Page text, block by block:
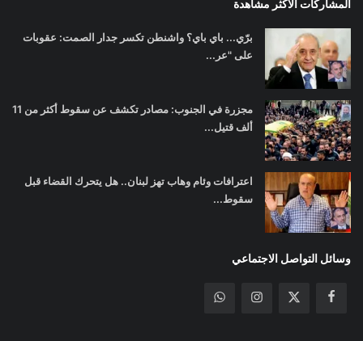
المشاركات الأكثر مشاهدة
برّي... باي باي؟ واشنطن تكسر جدار الصمت: عقوبات
على "عر...
مجزرة في الجنوب: مصادر تكشف عن سقوط أكثر من 11
ألف قتيل...
اعترافات وئام وهاب تهز لبنان.. هل يتحرك القضاء قبل
سقوط...
وسائل التواصل الاجتماعي